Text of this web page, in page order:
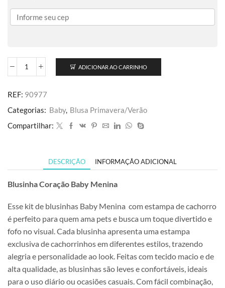
ADICIONAR AO CARRINHO
REF: 90977
Categorias: Baby, Blusa Primavera/Verão
Compartilhar:
DESCRIÇÃO INFORMAÇÃO ADICIONAL
Blusinha Coração Baby Menina
Esse kit de blusinhas Baby Menina com estampa de cachorro
é perfeito para quem ama pets e busca um toque divertido e
fofo no visual. Cada blusinha apresenta uma estampa
exclusiva de cachorrinhos em diferentes estilos, trazendo
alegria e personalidade ao look. Feitas com tecido macio e de
alta qualidade, as blusinhas são leves e confortáveis, ideais
para o uso diário ou ocasiões casuais. Com fácil combinação,